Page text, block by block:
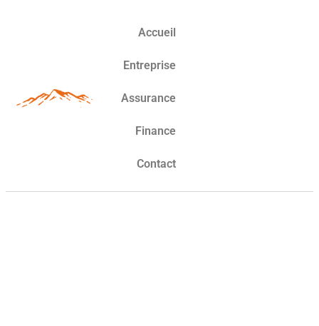
Accueil
Entreprise
Assurance
Finance
Contact